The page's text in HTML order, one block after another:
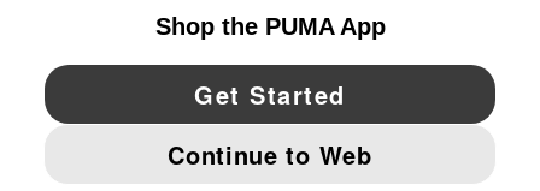
YouTube Twitter Pinterest
IMPRINT AND LEGAL DATA